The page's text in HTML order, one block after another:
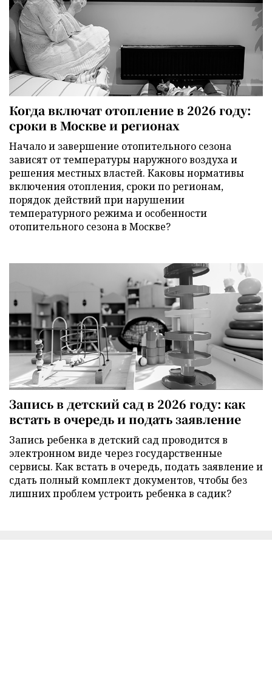
Когда включат отопление в 2026 году:
сроки в Москве и регионах
Начало и завершение отопительного сезона
зависят от температуры наружного воздуха и
решения местных властей. Каковы нормативы
включения отопления, сроки по регионам,
порядок действий при нарушении
температурного режима и особенности
отопительного сезона в Москве?
Запись в детский сад в 2026 году: как
встать в очередь и подать заявление
Запись ребенка в детский сад проводится в
электронном виде через государственные
сервисы. Как встать в очередь, подать заявление и
сдать полный комплект документов, чтобы без
лишних проблем устроить ребенка в садик?